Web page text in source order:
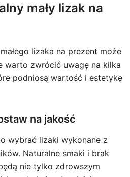
mały lizak na
lizaka na prezent może
warto zwrócić uwagę na kilka
podniosą wartość i estetykę
na jakość
wybrać lizaki wykonane z
Naturalne smaki i brak
nie tylko zdrowszym